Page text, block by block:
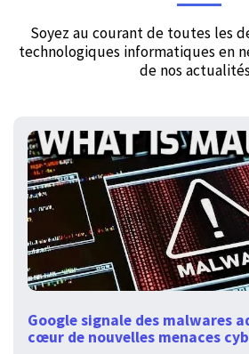
Soyez au courant de toutes les
technologiques informatiques en
de nos
Google signale des malwares
cœur de nouvelles menaces